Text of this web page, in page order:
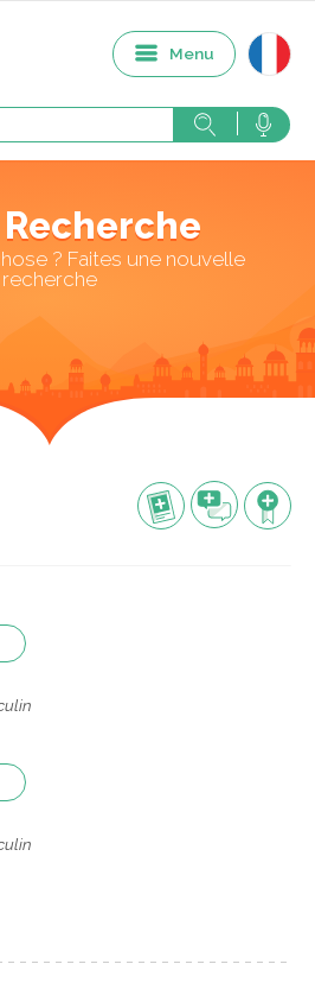
Menu
? Faites une nouvelle
recherche